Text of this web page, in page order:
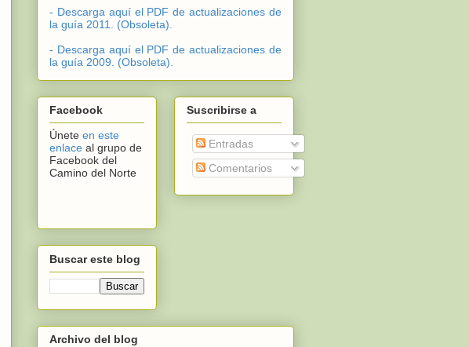
- Descarga aquí el PDF de actualizaciones de
la guía 2011. (Obsoleta).
- Descarga aquí el PDF de actualizaciones de
la guía 2009. (Obsoleta).
Facebook
Únete en este
enlace al grupo de
Facebook del
Camino del Norte
Buscar este blog
Suscribirse a
Entradas
Comentarios
Archivo del blog